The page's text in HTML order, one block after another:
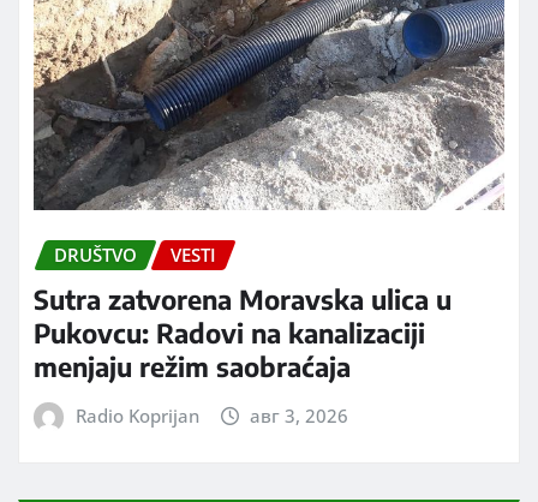
DRUŠTVO VESTI
Sutra zatvorena Moravska ulica u
Pukovcu: Radovi na kanalizaciji
menjaju režim saobraćaja
Radio Koprijan авг 3, 2026